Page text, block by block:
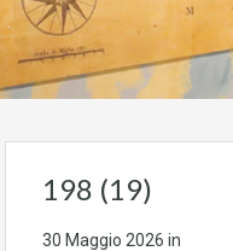
198 (19)
30 Maggio 2026 in